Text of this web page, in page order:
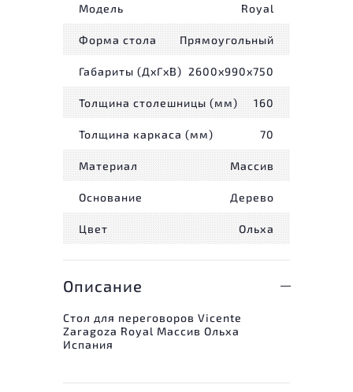
Модель Royal
Форма стола Прямоугольный
Габариты (ДxГxВ) 2600x990x750
Толщина столешницы (мм) 160
Толщина каркаса (мм) 70
Материал Массив
Основание Дерево
Цвет Ольха
Описание
Стол для переговоров Vicente
Zaragoza Royal Массив Ольха
Испания